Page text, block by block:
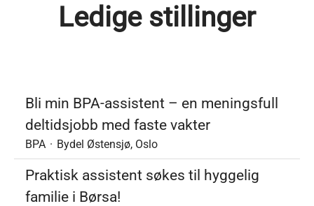
Ledige stillinger
Bli min BPA-assistent – en meningsfull
deltidsjobb med faste vakter
BPA · Bydel Østensjø, Oslo
Praktisk assistent søkes til hyggelig
familie i Børsa!